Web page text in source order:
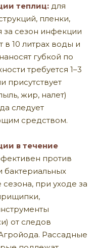
теплиц: для
пленки,
за сезон инфекции
в 10 литрах воды и
губкой по
требуется 1–3
присутствует
жир, налет)
следует
сред­ством.
в течение
против
бактериальных
при уходе за
от следов
Рассадные